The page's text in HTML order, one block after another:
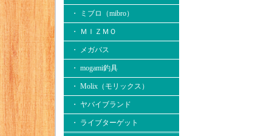
・ ミブロ（mibro）
・ ＭＩＺＭＯ
・ メガバス
・ mogami釣具
・ Molix（モリックス）
・ ヤバイブランド
・ ライブターゲット